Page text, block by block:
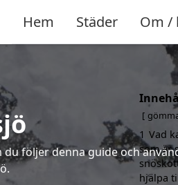
Hem Städer Om /
följer denna guide och
1 Vad
som är
hjälpa